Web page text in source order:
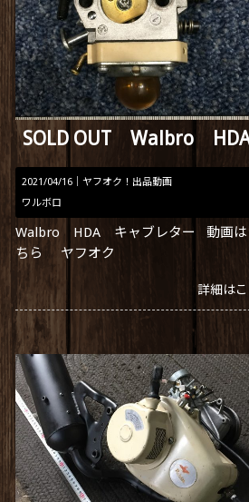
2021/04/16｜ ヤフオク！出品動画
ワルボロ
Walbro HDA キャブレター 動画は
ちら ヤフオク
詳細は